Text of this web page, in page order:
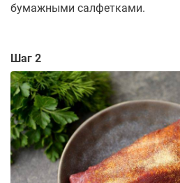
бумажными салфетками.
Шаг 2